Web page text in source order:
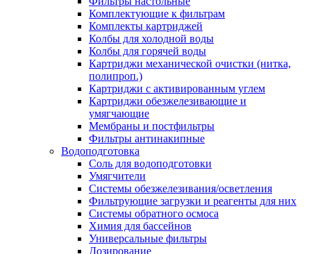
Комплектующие к фильтрам
Комплекты картриджей
Колбы для холодной воды
Колбы для горячей воды
Картриджи механической очистки (нитка,
полипроп.)
Картриджи с активированным углем
Картриджи обезжелезивающие и
умягчающие
Мембраны и постфильтры
Фильтры антинакипные
Водоподготовка
Соль для водоподготовки
Умягчители
Системы обезжелезивания/осветления
Фильтрующие загрузки и реагенты для них
Системы обратного осмоса
Химия для бассейнов
Универсальные фильтры
Дозирование